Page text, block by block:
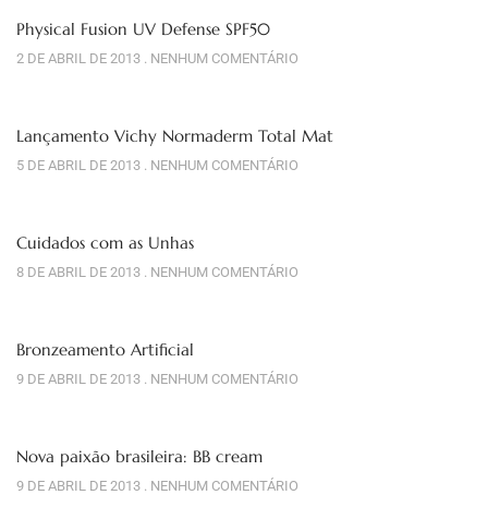
Physical Fusion UV Defense SPF50
2 DE ABRIL DE 2013 NENHUM COMENTÁRIO
Lançamento Vichy Normaderm Total Mat
5 DE ABRIL DE 2013 NENHUM COMENTÁRIO
Cuidados com as Unhas
8 DE ABRIL DE 2013 NENHUM COMENTÁRIO
Bronzeamento Artificial
9 DE ABRIL DE 2013 NENHUM COMENTÁRIO
Nova paixão brasileira: BB cream
9 DE ABRIL DE 2013 NENHUM COMENTÁRIO